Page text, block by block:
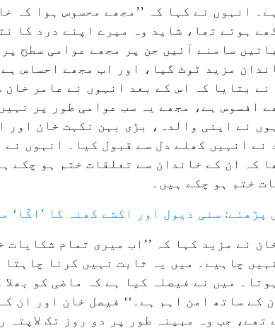
انہوں نے کہا کہ ’’مجھے محسوس ہوا کہ
ہوئے تھا، شاید وہ میرے اپنے درد کا
سامنے آئیں جن پر مجھے عوامی سطح
مزید ٹوٹ گیا، اور اب مجھے احساس
نے بتایا کہ اس کے بعد انہوں نے عامر
افسوس ہے، مجھے یہ سب عوامی طور پر
نے اپنی والدہ، بڑی بہن نکہت خان
نے انہیں کھلے دل سے قبول کیا۔ انہوں
کہ ان کے خاندان سے تعلقات ختم ہو چکے
ختم ہو چکے ہیں۔
پڑھئے: سنی دیول اور اکشے کھنہ کا
نے مزید کہا کہ ’’اب میری تمام
چاہیے۔ میں یہ ثابت نہیں کرنا
میں نے فیصلہ کیا ہے کہ ماضی کو
تھے، جب وہ مبینہ طور پر دو روز تک